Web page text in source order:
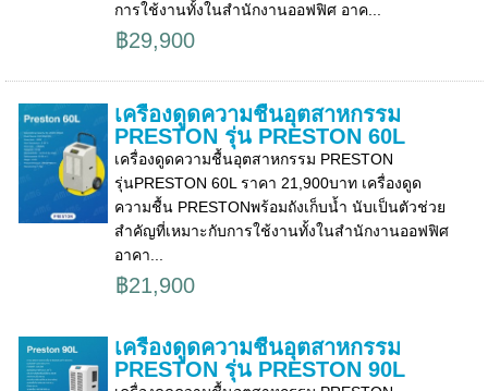
การใช้งานทั้งในสำนักงานออฟฟิศ อาค...
฿29,900
เครื่องดูดความชื้นอุตสาหกรรม
PRESTON รุ่น PRESTON 60L
เครื่องดูดความชื้นอุตสาหกรรม PRESTON
รุ่นPRESTON 60L ราคา 21,900บาท เครื่องดูด
ความชื้น PRESTONพร้อมถังเก็บน้ำ นับเป็นตัวช่วย
สำคัญที่เหมาะกับการใช้งานทั้งในสำนักงานออฟฟิศ
อาคา...
฿21,900
เครื่องดูดความชื้นอุตสาหกรรม
PRESTON รุ่น PRESTON 90L